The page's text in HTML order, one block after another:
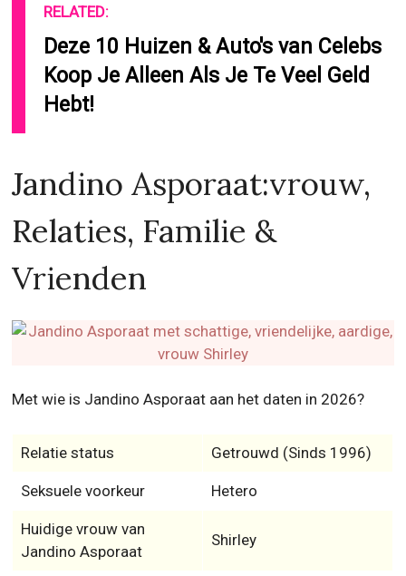
RELATED:
Deze 10 Huizen & Auto's van Celebs
Koop Je Alleen Als Je Te Veel Geld
Hebt!
Jandino Asporaat:vrouw,
Relaties, Familie &
Vrienden
Met wie is Jandino Asporaat aan het daten in 2026?
Relatie status Getrouwd (Sinds 1996)
Seksuele voorkeur Hetero
Huidige vrouw van
Jandino Asporaat
Shirley